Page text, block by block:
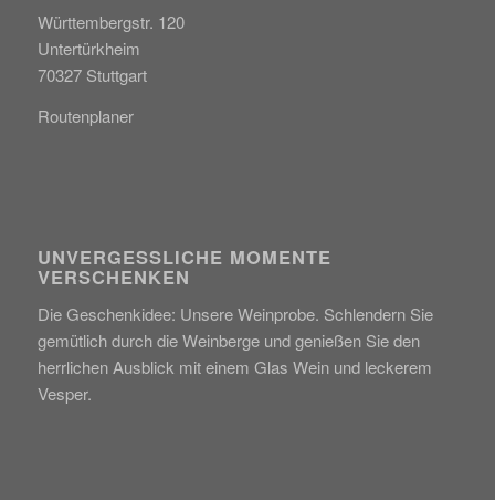
Württembergstr. 120
Untertürkheim
70327 Stuttgart
Routenplaner
UNVERGESSLICHE MOMENTE
VERSCHENKEN
Die Geschenkidee: Unsere Weinprobe. Schlendern Sie
gemütlich durch die Weinberge und genießen Sie den
herrlichen Ausblick mit einem Glas Wein und leckerem
Vesper.